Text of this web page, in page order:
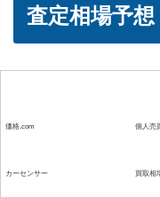
査定相場予想
価格.com 個人売
カーセンサー 買取相